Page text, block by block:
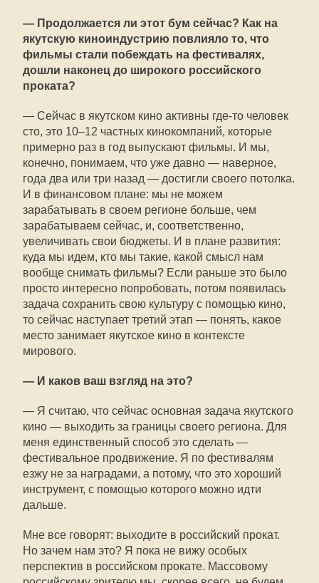
— Продолжается ли этот бум сейчас? Как на
якутскую киноиндустрию повлияло то, что
фильмы стали побеждать на фестивалях,
дошли наконец до широкого российского
проката?
— Сейчас в якутском кино активны где-то человек
сто, это 10–12 частных кинокомпаний, которые
примерно раз в год выпускают фильмы. И мы,
конечно, понимаем, что уже давно — наверное,
года два или три назад — достигли своего потолка.
И в финансовом плане: мы не можем
зарабатывать в своем регионе больше, чем
зарабатываем сейчас, и, соответственно,
увеличивать свои бюджеты. И в плане развития:
куда мы идем, кто мы такие, какой смысл нам
вообще снимать фильмы? Если раньше это было
просто интересно попробовать, потом появилась
задача сохранить свою культуру с помощью кино,
то сейчас наступает третий этап — понять, какое
место занимает якутское кино в контексте
мирового.
— И каков ваш взгляд на это?
— Я считаю, что сейчас основная задача якутского
кино — выходить за границы своего региона. Для
меня единственный способ это сделать —
фестивальное продвижение. Я по фестивалям
езжу не за наградами, а потому, что это хороший
инструмент, с помощью которого можно идти
дальше.
Мне все говорят: выходите в российский прокат.
Но зачем нам это? Я пока не вижу особых
перспектив в российском прокате. Массовому